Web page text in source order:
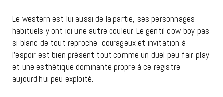
Le western est lui aussi de la partie, ses personnages
habituels y ont ici une autre couleur. Le gentil cow-boy pas
si blanc de tout reproche, courageux et invitation à
l’espoir est bien présent tout comme un duel peu fair-play
et une esthétique dominante propre à ce registre
aujourd’hui peu exploité.